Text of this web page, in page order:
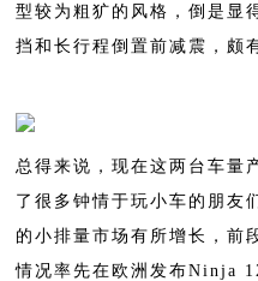
型较为粗犷的风格，倒是显
挡和长行程倒置前减震，颇
总得来说，现在这两台车量
了很多钟情于玩小车的朋友
的小排量市场有所增长，前
情况率先在欧洲发布Ninja